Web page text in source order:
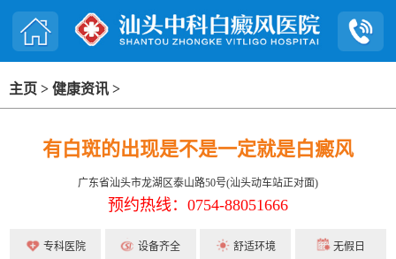
主页 > 健康资讯 >
有白斑的出现是不是一定就是白癜风
广东省汕头市龙湖区泰山路50号(汕头动车站正对面)
预约热线：0754-88051666
专科医院 设备齐全 舒适环境 无假日